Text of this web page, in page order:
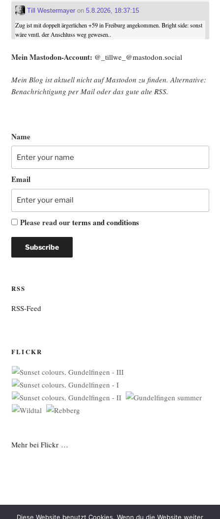
Till Westermayeron 5.8.2026, 18:37:15
Zug ist mit doppelt ärgerlichen +59 in Freiburg angekommen. Bright side: sonst
wäre vmtl. der Anschluss weg gewesen..
Mein Mast­o­don-Account: @_tillwe_@mastodon.social
Mein Blog ist aktu­ell nicht auf Mast­o­don zu fin­den. Alter­na­ti­ve:
Benach­rich­ti­gung per Mail oder das gute alte RSS.
Name
Email
Please read ourterms and conditions
RSS
RSS-Feed
FLICKR
Mehr bei Flickr …
Diese Website benutzt Cookies. Wenn du die Website weiter